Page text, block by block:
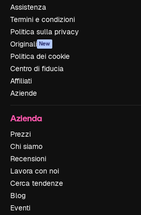
Assistenza
Termini e condizioni
Politica sulla privacy
Originali New
Politica dei cookie
Centro di fiducia
Affiliati
Aziende
Azienda
Prezzi
Chi siamo
Recensioni
Lavora con noi
Cerca tendenze
Blog
Eventi